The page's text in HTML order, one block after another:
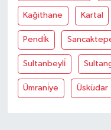
Kağithane Kartal
Pendi̇k
Sultanbeyli̇
Ümrani̇ye Üsküdar